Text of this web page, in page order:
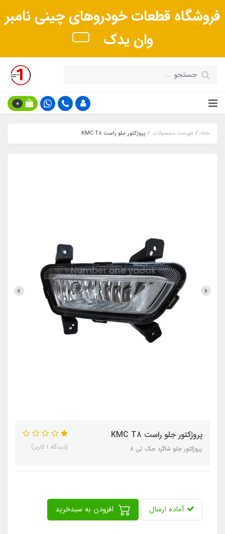
فروشگاه قطعات خودروهای چینی نامبر
وان یدک
0
خانه فهرست محصولات پروژکتور جلو راست KMC T8
پروژکتور جلو راست KMC T8
پروژکتور جلو شاگرد جک تی ۸ (دیدگاه 1 کاربر)
آماده ارسال